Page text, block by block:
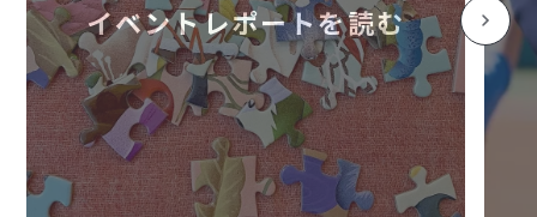
イベントレポートを読む